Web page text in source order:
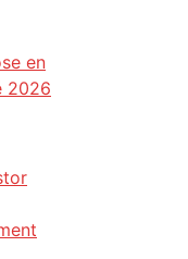
en
2026